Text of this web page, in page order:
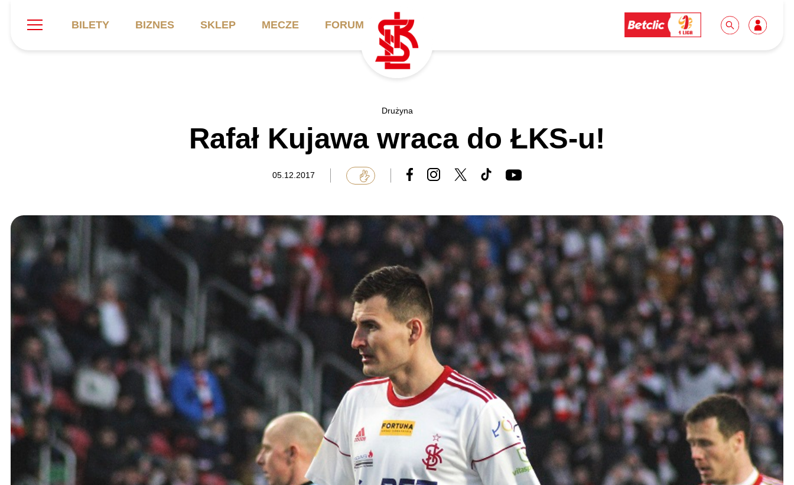
BILETY BIZNES SKLEP MECZE FORUM
Sprawozdania
Ochrona dzieci
Kadra
Aktualności
Galeria
Cennik
Karnety
FAQ
Regulaminy
Kadra trenerska
ŁKS II
Drużyny Akademii
ŁKS Schools
Staże w Akademii ŁKS
Kluby partnerskie
Kontakt
Bilety VIP/Skybox
Oferta komercyjna
Ełkaesiacki Klub
Urodziny w Skybox
Biuro prasowe
Do pobrania
Wolontariat
Patronite
Kolorowanki
SKLEP KUP BILET
Drużyna
Rafał Kujawa wraca do ŁKS-u!
05.12.2017